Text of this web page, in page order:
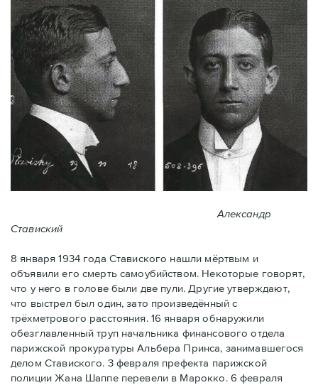
Александр
Ставиский
8 января 1934 года Ставиского нашли мёртвым и
объявили его смерть самоубийством. Некоторые говорят,
что у него в голове были две пули. Другие утверждают,
что выстрел был один, зато произведённый с
трёхметровoго расстояния. 16 января обнаружили
обезглавленный труп начальника финансового отдела
парижской прокуратуры Альбера Принса, занимавшегося
делом Cтавиского. 3 февраля префекта парижской
полиции Жана Шаппе перевели в Марокко. 6 февраля